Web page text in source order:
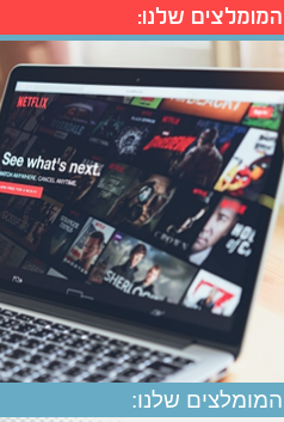
המומלצים שלנו:
המומלצים שלנו: